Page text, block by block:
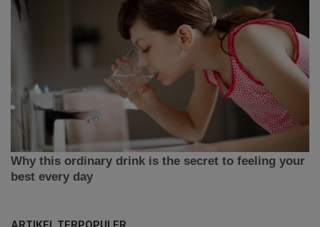
ARTIKEL TERPOPULER